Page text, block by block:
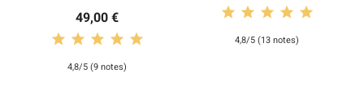
49,00 €
4,8/5 (9 notes)
4,8/5 (13 notes)